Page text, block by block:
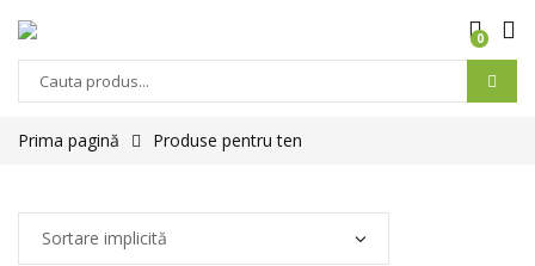
0
Prima pagină Produse pentru ten